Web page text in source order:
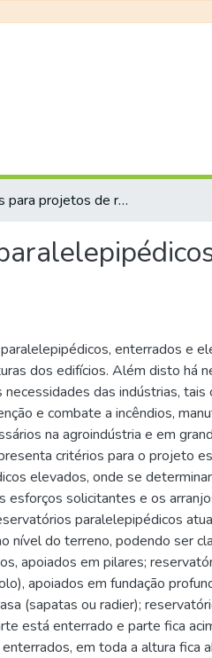
Critérios para projetos de reservatórios paralelepipédicos elevados de concreto armado
enterrados e
dos edifícios. Além disto há
das indústrias, tais
e combate a incêndios,
na agroindústria e em
critérios para o projeto
elevados, onde se
esforços solicitantes e os
paralelepipédicos
nível do terreno, podendo ser
apoiados em pilares;
apoiados em fundação
(sapatas ou radier);
está enterrado e parte fica
em toda a altura fica